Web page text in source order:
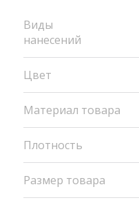
Виды
нанесений
Цвет
Материал товара
Плотность
Размер товара